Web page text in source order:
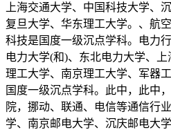
上海交通大学、中国科技大学、
复旦大学、华东理工大学。、航
科技是国度一级沉点学科。电力
电力大学(和)、东北电力大学、上
理工大学、南京理工大学、军器
国度一级沉点学科。此中，此中
院，挪动、联通、电信等通信行
学、南京邮电大学、沉庆邮电大